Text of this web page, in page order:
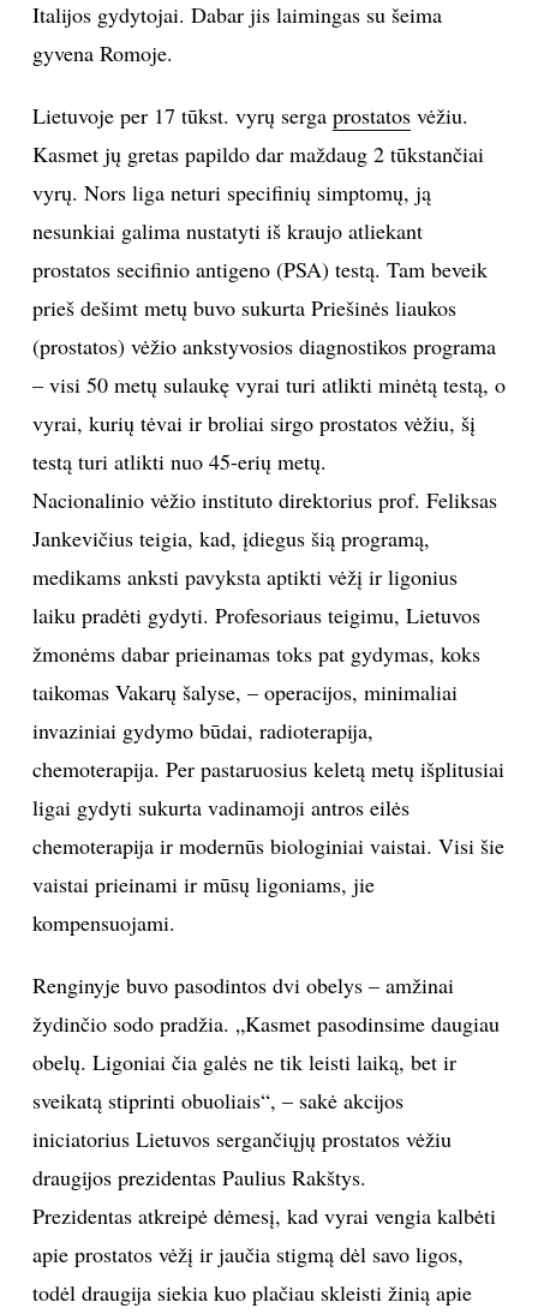
Italijos gydytojai. Dabar jis laimingas su šeima
gyvena Romoje.
Lietuvoje per 17 tūkst. vyrų serga prostatosvėžiu.
Kasmet jų gretas papildo dar maždaug 2 tūkstančiai
vyrų. Nors liga neturi specifinių simptomų, ją
nesunkiai galima nustatyti iš kraujo atliekant
prostatos secifinio antigeno (PSA) testą. Tam beveik
prieš dešimt metų buvo sukurta Priešinės liaukos
(prostatos) vėžio ankstyvosios diagnostikos programa
– visi 50 metų sulaukę vyrai turi atlikti minėtą testą, o
vyrai, kurių tėvai ir broliai sirgo prostatos vėžiu, šį
testą turi atlikti nuo 45-erių metų.
Nacionalinio vėžio instituto direktorius prof. Feliksas
Jankevičius teigia, kad, įdiegus šią programą,
medikams anksti pavyksta aptikti vėžį ir ligonius
laiku pradėti gydyti. Profesoriaus teigimu, Lietuvos
žmonėms dabar prieinamas toks pat gydymas, koks
taikomas Vakarų šalyse, – operacijos, minimaliai
invaziniai gydymo būdai, radioterapija,
chemoterapija. Per pastaruosius keletą metų išplitusiai
ligai gydyti sukurta vadinamoji antros eilės
chemoterapija ir modernūs biologiniai vaistai. Visi šie
vaistai prieinami ir mūsų ligoniams, jie
kompensuojami.
Renginyje buvo pasodintos dvi obelys – amžinai
žydinčio sodo pradžia. „Kasmet pasodinsime daugiau
obelų. Ligoniai čia galės ne tik leisti laiką, bet ir
sveikatą stiprinti obuoliais“, – sakė akcijos
iniciatorius Lietuvos sergančiųjų prostatos vėžiu
draugijos prezidentas Paulius Rakštys.
Prezidentas atkreipė dėmesį, kad vyrai vengia kalbėti
apie prostatos vėžį ir jaučia stigmą dėl savo ligos,
todėl draugija siekia kuo plačiau skleisti žinią apie